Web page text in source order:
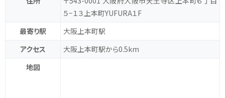
５−１３上本町YUFURA１F
最寄り駅
大阪上本町駅
アクセス
大阪上本町駅から0.5km
地図